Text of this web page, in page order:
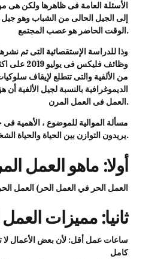
الأسئلة العامة فى ظاهرها ولكن
إلى الجيل الحالى من الشباب وهو جيل
الوقت الحاضر هو عصب المجتمع.
وذا للدراسة الإستقصائية التى تم
من الألفية والتى تتطلع لإيقاف
الديموغرافية بالنسبة لجيل الألفية أن
العمل فى العمل المرن.
مسألة الموالية للموضوع ، الأهمية فى
يريدون التوازن بين الحياة والحياة الشخصية.
أولا: ماهو العمل
العمل الحر في العمل الحر) العمل
ثانيا: مميزات
كامل